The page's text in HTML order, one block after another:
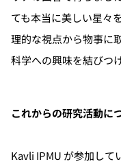
ても本当に美しい星々
理的な視点から物事に
科学への興味を結びつ
これからの研究活動に
Kavli IPMU が参加して